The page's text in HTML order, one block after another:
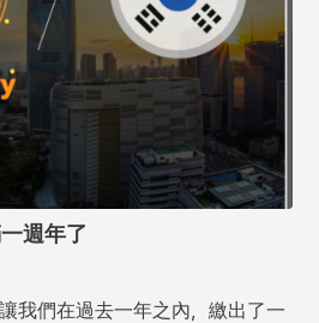
週年了
我們在過去一年之內，繳出了一